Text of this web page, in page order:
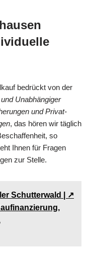
bedrückt von der
Unabhängiger
und Privat-
, das hören wir täglich
so
Ihnen für Fragen
zur Stelle.
Schutterwald | ↗️